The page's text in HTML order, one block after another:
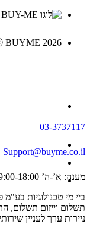
BUYME 2026
03-3737117
Support@buyme.co.il
מענה: א’-ה’ 9:00-18:00, ו’ וערבי חג 9:00-13:00
ביי מי טכנולוגיות
ניירות ערך לעניין